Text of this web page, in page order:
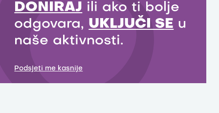
DONIRAJ ili ako ti bolje
odgovara, UKLJUČI SE u
naše aktivnosti.
Podsjeti me kasnije